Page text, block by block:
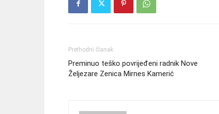
Prethodni članak
Preminuo teško povrijeđeni radnik Nove
Željezare Zenica Mirnes Kamerić